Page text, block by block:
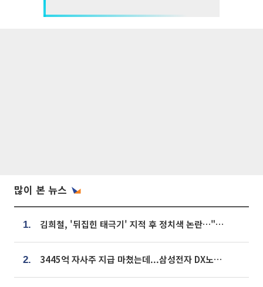
많이 본 뉴스
1. 김희철, '뒤집힌 태극기' 지적 후 정치색 논란…"좌우 떠나 우리나라 국기"
2. 3445억 자사주 지급 마쳤는데...삼성전자 DX노조, 뒤늦은 '떼쓰기 집회'